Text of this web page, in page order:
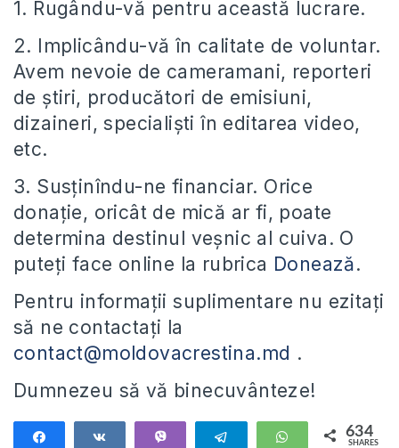
1. Rugându-vă pentru această lucrare.
2. Implicându-vă în calitate de voluntar.
Avem nevoie de cameramani, reporteri
de știri, producători de emisiuni,
dizaineri, specialiști în editarea video,
etc.
3. Susținîndu-ne financiar. Orice
donație, oricât de mică ar fi, poate
determina destinul veșnic al cuiva. O
puteți face online la rubrica Donează.
Pentru informații suplimentare nu ezitați
să ne contactați la
contact@moldovacrestina.md .
Dumnezeu să vă binecuvânteze!
Telegram WhatsApp
634
SHARES